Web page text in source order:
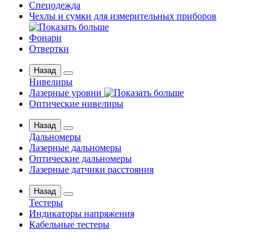
Спецодежда
Чехлы и сумки для измерительных приборов
Фонари
Отвертки
Назад
Нивелиры
Лазерные уровни
Оптические нивелиры
Назад
Дальномеры
Лазерные дальномеры
Оптические дальномеры
Лазерные датчики расстояния
Назад
Тестеры
Индикаторы напряжения
Кабельные тестеры